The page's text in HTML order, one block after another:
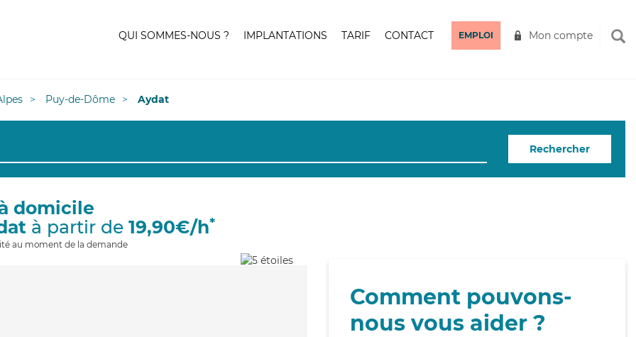
QUI SOMMES-NOUS ? IMPLANTATIONS TARIF CONTACT EMPLOI Mon compte
Puy-de-Dôme Aydat
Rechercher
domicile
à partir de 19,90€/h*
au moment de la demande
Comment pouvons-
nous vous aider ?